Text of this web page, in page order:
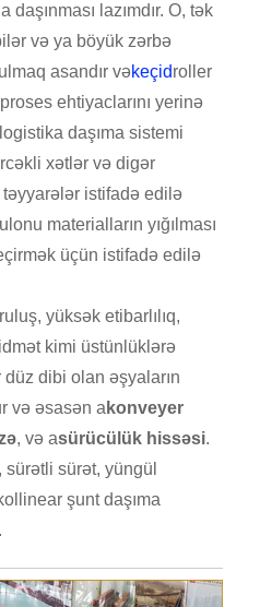
lazımdır. O, tək
və ya böyük zərbə
asandır vəkeçidroller
ehtiyaclarını yerinə
daşıma sistemi
xətlər və digər
istifadə edilə
materialların yığılması
üçün istifadə edilə
yüksək etibarlılıq,
kimi üstünlüklərə
dibi olan əşyaların
və əsasən akonveyer
, və asürücülük hissəsi.
sürət, yüngül
şunt daşıma